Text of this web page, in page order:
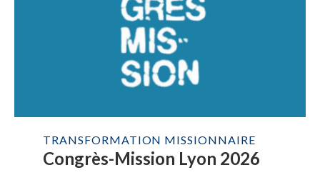
TRANSFORMATION MISSIONNAIRE
Congrès-Mission Lyon 2026